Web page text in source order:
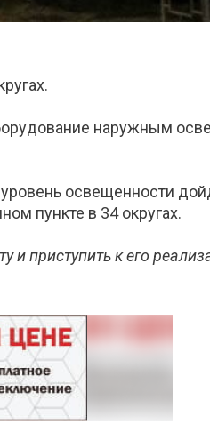
наружным
уровень освещенности
пункте в 34 округах.
приступить к его